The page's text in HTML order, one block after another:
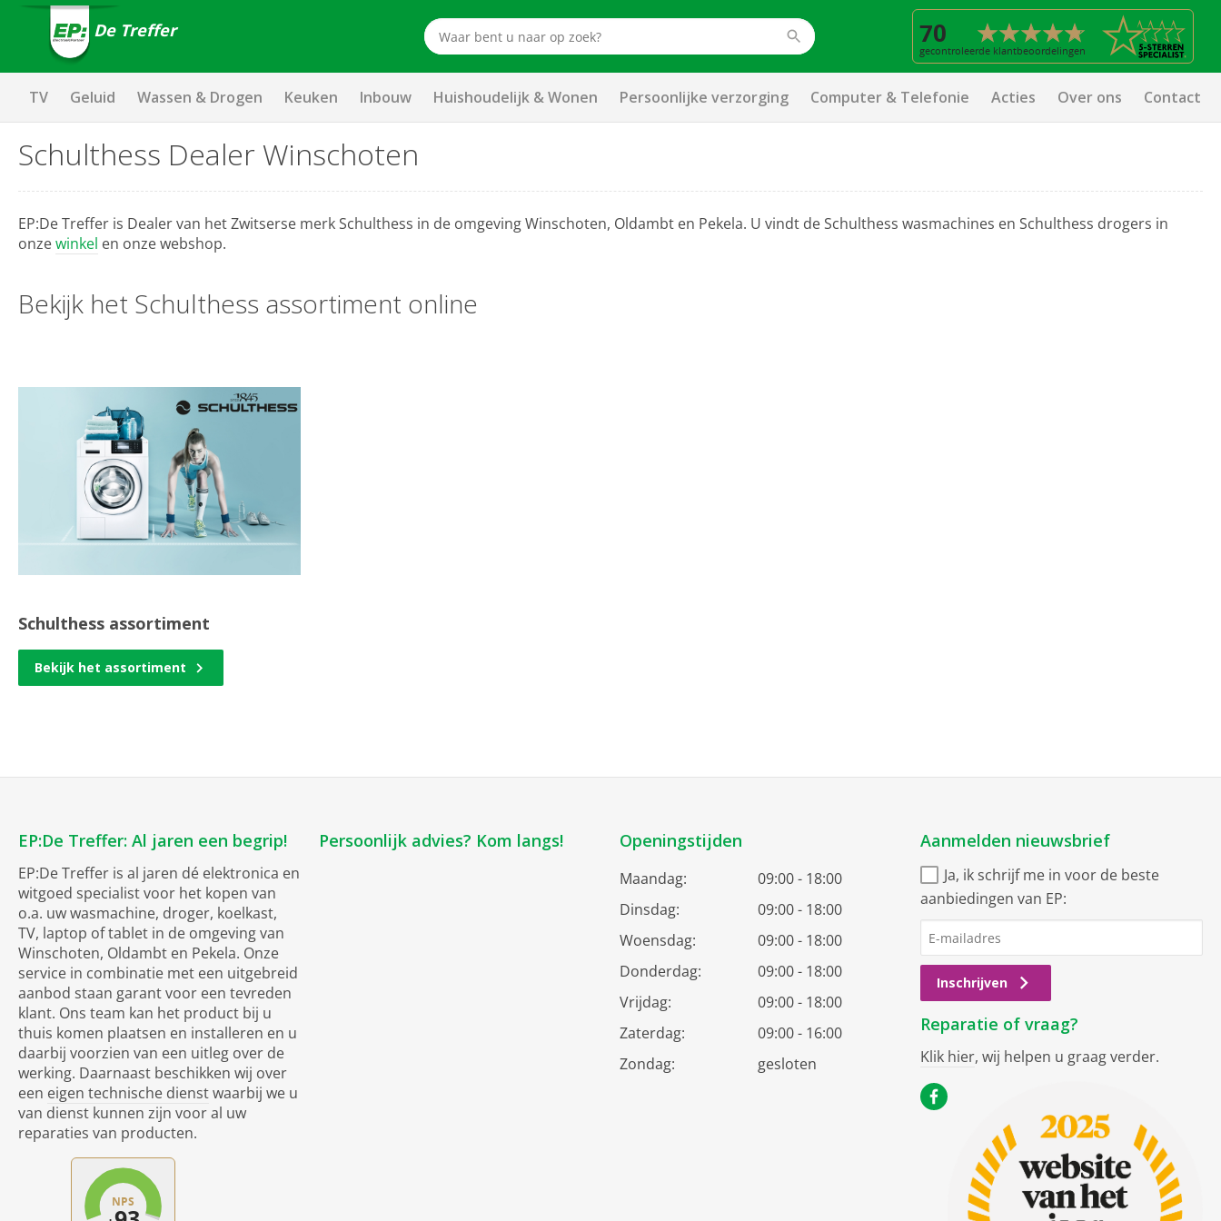
De Treffer
TV Geluid Wassen & Drogen Keuken Inbouw Huishoudelijk & Wonen Persoonlijke verzorging Computer & Telefonie Acties Over ons Contact
Schulthess Dealer Winschoten
EP:De Treffer is Dealer van het Zwitserse merk Schulthess in de omgeving Winschoten, Oldambt en Pekela. U vindt de Schulthess wasmachines en Schulthess drogers in
onzewinkel en onze webshop.
Bekijk het Schulthess assortiment online
Schulthess assortiment
Bekijk het assortiment
EP:De Treffer: Al jaren een begrip!
EP:De Treffer is al jaren dé elektronica en
witgoed specialist voor het kopen van
o.a. uw wasmachine, droger, koelkast,
TV, laptop of tablet in de omgeving van
Winschoten, Oldambt en Pekela. Onze
service in combinatie met een uitgebreid
aanbod staan garant voor een tevreden
klant. Ons team kan het product bij u
thuis komen plaatsen en installeren en u
daarbij voorzien van een uitleg over de
werking. Daarnaast beschikken wij over
een eigen technische dienstwaarbij we u
van dienst kunnen zijn voor al uw
reparaties van producten.
Persoonlijk advies? Kom langs! Openingstijden
Maandag:
09:00 - 18:00
Dinsdag:
09:00 - 18:00
Woensdag:
09:00 - 18:00
Donderdag:
09:00 - 18:00
Vrijdag:
09:00 - 18:00
Zaterdag:
09:00 - 16:00
Zondag:
gesloten
Aanmelden nieuwsbrief
Ja, ik schrijf me in voor de beste
aanbiedingen van EP:
Inschrijven
Reparatie of vraag?
Klik hier, wij helpen u graag verder.